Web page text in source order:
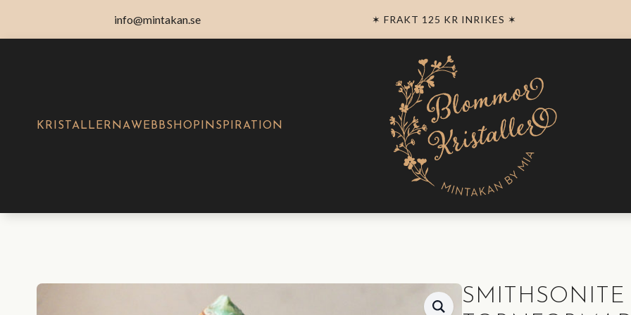
info@mintakan.se ✶ FRAKT 125 KR INRIKES ✶
KRISTALLERNAWEBBSHOP INSPIRATION